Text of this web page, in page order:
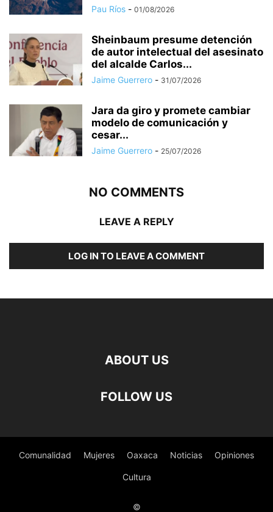
Pau Ríos - 01/08/2026
Sheinbaum presume detención
de autor intelectual del asesinato
del alcalde Carlos...
Jaime Guerrero - 31/07/2026
Jara da giro y promete cambiar
modelo de comunicación y
cesar...
Jaime Guerrero - 25/07/2026
NO COMMENTS
LEAVE A REPLY
LOG IN TO LEAVE A COMMENT
ABOUT US
FOLLOW US
Comunalidad Mujeres Oaxaca Noticias Opiniones
Cultura
©